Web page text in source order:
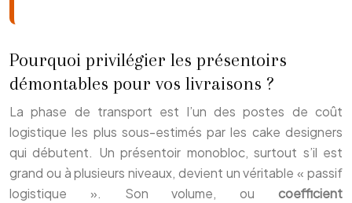
Pourquoi privilégier les présentoirs
démontables pour vos livraisons ?
La phase de transport est l’un des postes de coût
logistique les plus sous-estimés par les cake designers
qui débutent. Un présentoir monobloc, surtout s’il est
grand ou à plusieurs niveaux, devient un véritable « passif
logistique ». Son volume, ou coefficient